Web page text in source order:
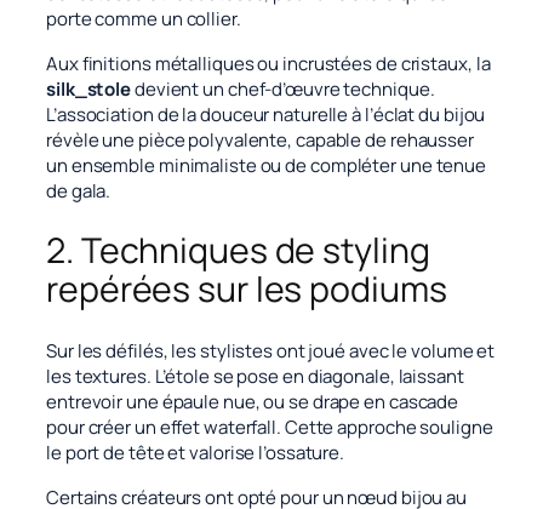
porte comme un collier.
Aux finitions métalliques ou incrustées de cristaux, la
silk_stoledevient un chef-d’œuvre technique.
L’association de la douceur naturelle à l’éclat du bijou
révèle une pièce polyvalente, capable de rehausser
un ensemble minimaliste ou de compléter une tenue
de gala.
2. Techniques de styling
repérées sur les podiums
Sur les défilés, les stylistes ont joué avec le volume et
les textures. L’étole se pose en diagonale, laissant
entrevoir une épaule nue, ou se drape en cascade
pour créer un effet waterfall. Cette approche souligne
le port de tête et valorise l’ossature.
Certains créateurs ont opté pour un nœud bijou au